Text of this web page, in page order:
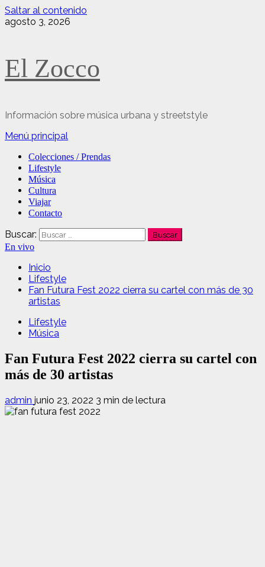
Saltar al contenido
agosto 3, 2026
El Zocco
Información sobre música urbana y streetstyle
Menú principal
Colecciones / Prendas
Lifestyle
Música
Cultura
Viajar
Contacto
Buscar:
En vivo
Inicio
Lifestyle
Fan Futura Fest 2022 cierra su cartel con más de 30
artistas
Lifestyle
Música
Fan Futura Fest 2022 cierra su cartel con
más de 30 artistas
admin junio 23, 2022 3 min de lectura